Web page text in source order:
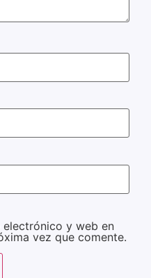
electrónico y web en
vez que comente.